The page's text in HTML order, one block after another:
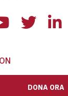
DONA ORA